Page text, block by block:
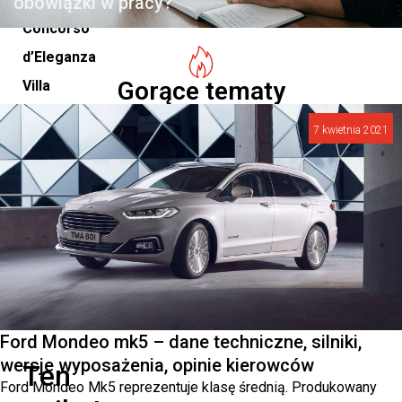
Concorso
d’Eleganza
Villa
d’Este
2023,
to
hołd
tej
fascynacji.
Ten
Gorące tematy
7 kwietnia 2021
Ford Mondeo mk5 – dane techniczne, silniki,
wersje wyposażenia, opinie kierowców
Ford Mondeo Mk5 reprezentuje klasę średnią. Produkowany